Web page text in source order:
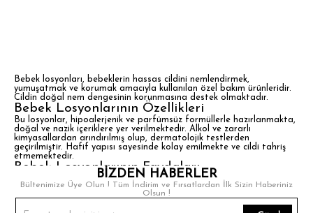
Bebek losyonları, bebeklerin hassas cildini nemlendirmek,
yumuşatmak ve korumak amacıyla kullanılan özel bakım ürünleridir.
Cildin doğal nem dengesinin korunmasına destek olmaktadır.
Bebek Losyonlarının Özellikleri
Bu losyonlar, hipoalerjenik ve parfümsüz formüllerle hazırlanmakta,
doğal ve nazik içeriklere yer verilmektedir. Alkol ve zararlı
kimyasallardan arındırılmış olup, dermatolojik testlerden
geçirilmiştir. Hafif yapısı sayesinde kolay emilmekte ve cildi tahriş
etmemektedir.
Bebek Losyonlarının Faydaları
Bebeklerin cildi nemlenmekte, kuruluk ve tahrişler önlenmekte, cilt
bariyeri güçlendirilmektedir. Düzenli kullanımla cilt yumuşak ve
pürüzsüz kalmakta, dış etkenlere karşı direnç artırılmaktadır.
BİZDEN HABERLER
Bültenimize Üye Olun ! Tüm İndirim ve Fırsatlardan İlk Sizin Haberiniz
Olsun !